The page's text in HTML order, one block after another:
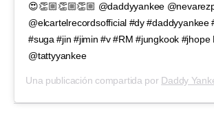
😍👏🏼👏🏼👏🏼 @daddyyankee
@elcartelrecordsofficial #dy #daddyyankee
#suga #jin #jimin #v #RM #jungkook #jhope
@tattyyankee
Una publicación compartida por Daddy